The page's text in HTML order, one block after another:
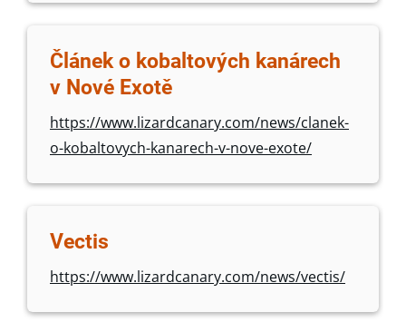
Článek o kobaltových kanárech
v Nové Exotě
https://www.lizardcanary.com/news/clanek-
o-kobaltovych-kanarech-v-nove-exote/
Vectis
https://www.lizardcanary.com/news/vectis/